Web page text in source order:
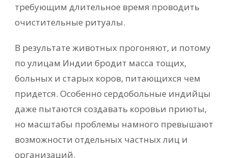
требующим длительное время проводить
очистительные ритуалы.
В результате животных прогоняют, и потому
по улицам Индии бродит масса тощих,
больных и старых коров, питающихся чем
придется. Особенно сердобольные индийцы
даже пытаются создавать коровьи приюты,
но масштабы проблемы намного превышают
возможности отдельных частных лиц и
организаций.